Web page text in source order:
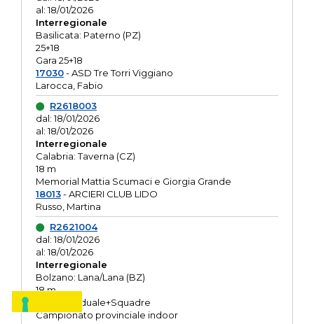
al: 18/01/2026
Interregionale
Basilicata: Paterno (PZ)
25+18
Gara 25+18
17030- ASD Tre Torri Viggiano
Larocca, Fabio
R2618003
dal: 18/01/2026
al: 18/01/2026
Interregionale
Calabria: Taverna (CZ)
18 m
Memorial Mattia Scumaci e Giorgia Grande
18013- ARCIERI CLUB LIDO
Russo, Martina
R2621004
dal: 18/01/2026
al: 18/01/2026
Interregionale
Bolzano: Lana/Lana (BZ)
18 m
O.R. Individuale+Squadre
Campionato provinciale indoor